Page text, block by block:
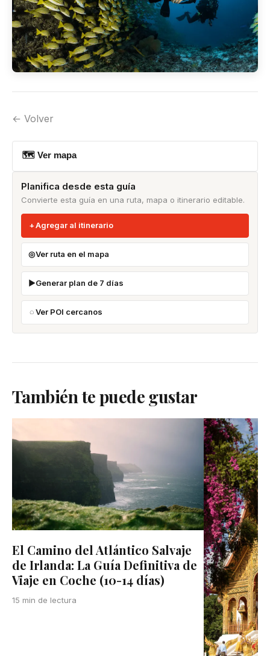
← Volver
🗺 Ver mapa
Planifica desde esta guía
Convierte esta guía en una ruta, mapa o itinerario editable.
Agregar al itinerario
Ver ruta en el mapa
Generar plan de 7 días
Ver POI cercanos
También te puede gustar
El Camino del Atlántico Salvaje
de Irlanda: La Guía Definitiva de
Viaje en Coche (10-14 días)
15 min de lectura